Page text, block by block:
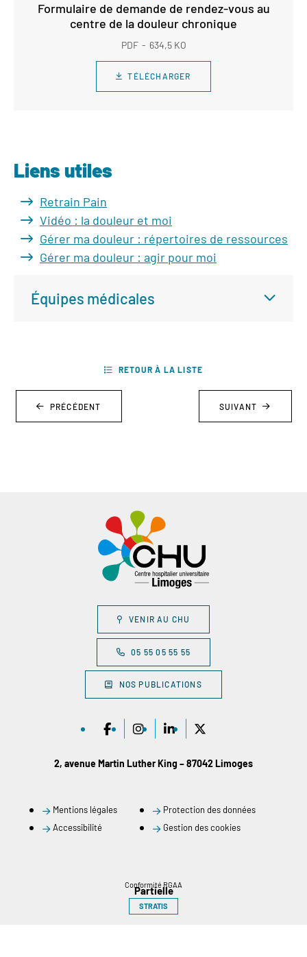
Formulaire de demande de rendez-vous au
centre de la douleur chronique
PDF 634,5 KO
TÉLÉCHARGER
Liens utiles
Retrain Pain
Vidéo : la douleur et moi
Gérer ma douleur : répertoires de ressources
Gérer ma douleur : agir pour moi
Équipes médicales
PRÉCÉDENT
RETOUR À LA LISTE
SUIVANT
VENIR AU CHU
05 55 05 55 55
NOS PUBLICATIONS
2, avenue Martin Luther King – 87042 Limoges
Mentions légales
Protection des données
Accessibilité
Gestion des cookies
Conformité RGAA
Partielle
STRATIS